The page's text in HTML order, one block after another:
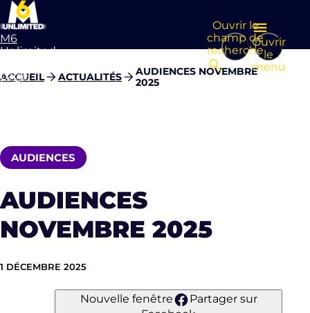
M6
Unlimited
page
Ouvrir
le
menu
Ouvrir le
champ de
recherche
ACCUEIL ACTUALITÉS
AUDIENCES NOVEMBRE
2025
AUDIENCES
AUDIENCES
NOVEMBRE 2025
1 DÉCEMBRE 2025
Nouvelle fenêtre
Partager sur